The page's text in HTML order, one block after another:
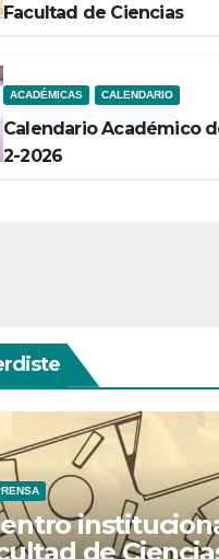
Facultad de Ciencias
ACADÉMICAS CALENDARIO
Calendario Académico
2-2026
de